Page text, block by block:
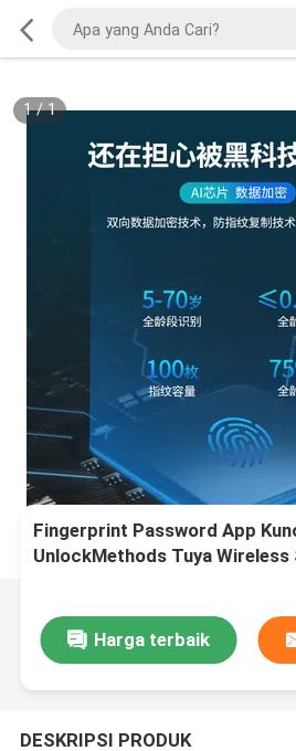
1/1
Fingerprint Password App
UnlockMethods Tuya
Harga terbaik
DESKRIPSI PRODUK